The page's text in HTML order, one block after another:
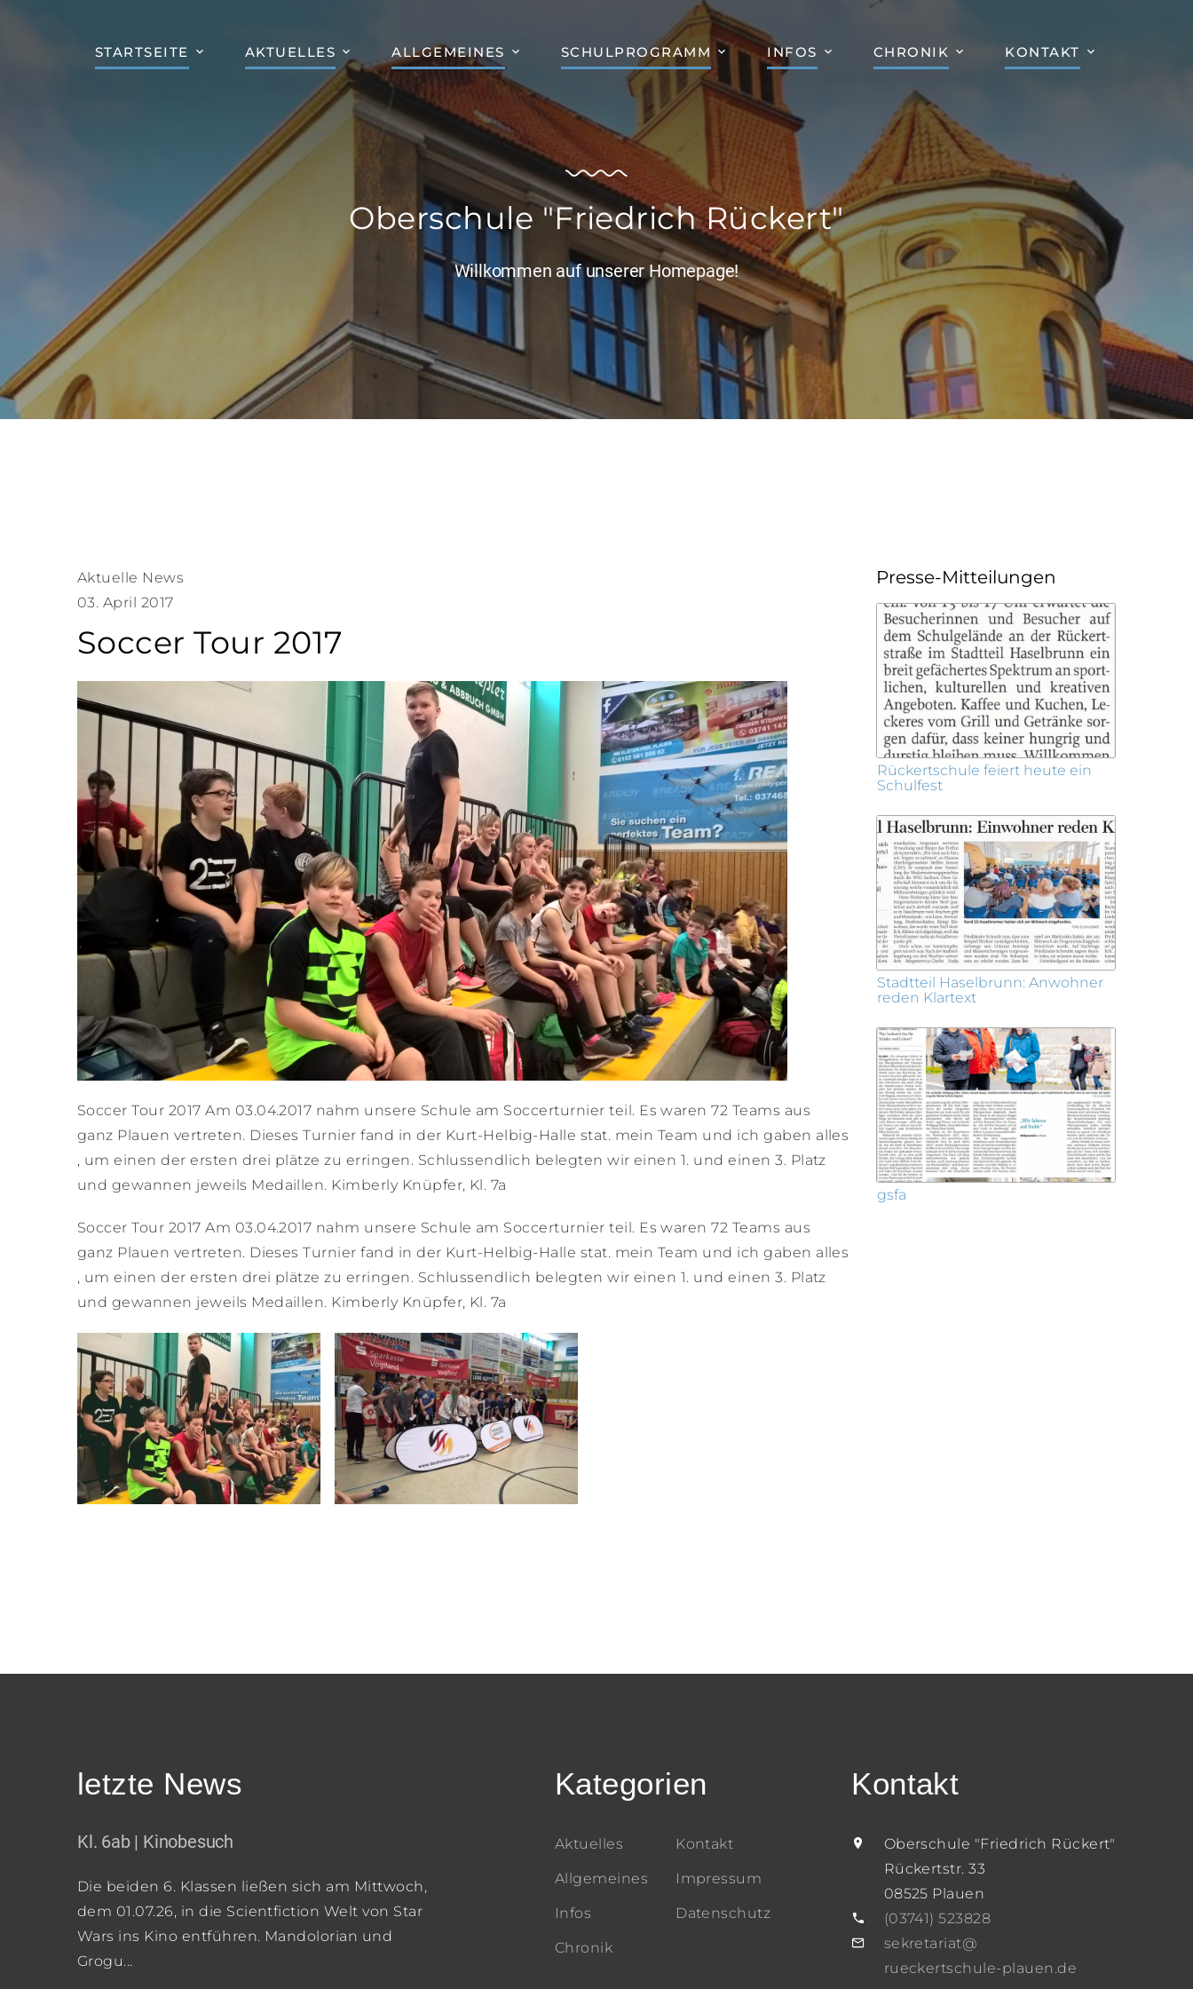
STARTSEITE AKTUELLES ALLGEMEINES SCHULPROGRAMM INFOS CHRONIK KONTAKT
Oberschule "Friedrich Rückert"
Willkommen auf unserer Homepage!
Aktuelle News
03. April 2017
Soccer Tour 2017
Soccer Tour 2017 Am 03.04.2017 nahm unsere Schule am Soccerturnier teil. Es waren 72 Teams aus
ganz Plauen vertreten. Dieses Turnier fand in der Kurt-Helbig-Halle stat. mein Team und ich gaben alles
, um einen der ersten drei plätze zu erringen. Schlussendlich belegten wir einen 1. und einen 3. Platz
und gewannen jeweils Medaillen. Kimberly Knüpfer, Kl. 7a
Soccer Tour 2017 Am 03.04.2017 nahm unsere Schule am Soccerturnier teil. Es waren 72 Teams aus
ganz Plauen vertreten. Dieses Turnier fand in der Kurt-Helbig-Halle stat. mein Team und ich gaben alles
, um einen der ersten drei plätze zu erringen. Schlussendlich belegten wir einen 1. und einen 3. Platz
und gewannen jeweils Medaillen. Kimberly Knüpfer, Kl. 7a
Presse-Mitteilungen
Rückertschule feiert heute ein
Schulfest
Stadtteil Haselbrunn: Anwohner
reden Klartext
gsfa
letzte News
Kl. 6ab | Kinobesuch
Die beiden 6. Klassen ließen sich am Mittwoch,
dem 01.07.26, in die Scientfiction Welt von Star
Wars ins Kino entführen. Mandolorian und
Grogu...
Kategorien
Aktuelles
Allgemeines
Infos
Chronik
Kontakt
Impressum
Datenschutz
Kontakt
Oberschule "Friedrich Rückert"
Rückertstr. 33
08525 Plauen
(03741) 523828
sekretariat@
rueckertschule-plauen.de